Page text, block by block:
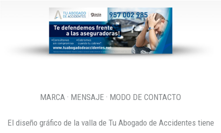
MARCA · MENSAJE · MODO DE CONTACTO
El diseño gráfico de la valla de Tu Abogado de Accidentes tiene